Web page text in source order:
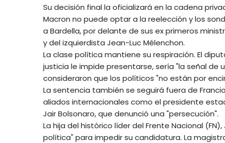
Su decisión final la oficializará en la cadena
Macron no puede optar a la reelección y los
a Bardella, por delante de sus ex primeros
y del izquierdista Jean-Luc Mélenchon.
La clase política mantiene su respiración. El
justicia le impide presentarse, sería "la señal de
consideraron que los políticos "no están por
La sentencia también se seguirá fuera de
aliados internacionales como el presidente
Jair Bolsonaro, que denunció una "persecución".
La hija del histórico líder del Frente Nacional
política" para impedir su candidatura. La